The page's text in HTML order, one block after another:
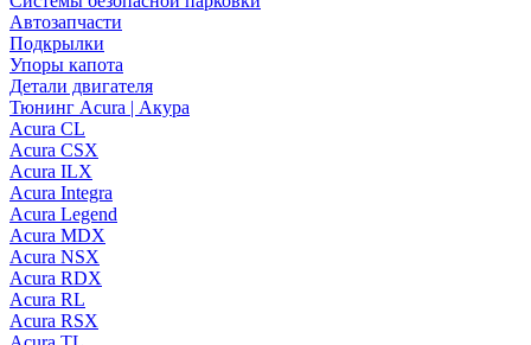
Автозапчасти
Подкрылки
Упоры капота
Детали двигателя
Тюнинг Acura | Акура
Acura CL
Acura CSX
Acura ILX
Acura Integra
Acura Legend
Acura MDX
Acura NSX
Acura RDX
Acura RL
Acura RSX